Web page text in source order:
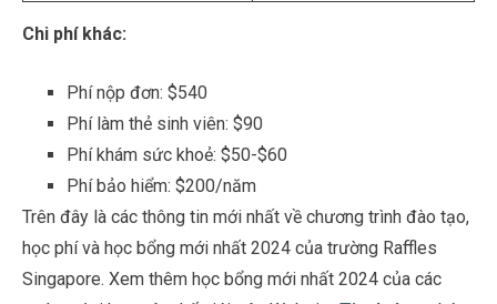
Phí làm thẻ sinh viên: $90
Phí khám sức khoẻ: $50-$60
Phí bảo hiểm: $200/năm
Trên đây là các thông tin mới nhất về chương trình đào tạo,
học phí và học bổng mới nhất 2024 của trường Raffles
Singapore. Xem thêm học bổng mới nhất 2024 của các
trường đại học trên thế giới trên WebsiteTin du họcnhé.